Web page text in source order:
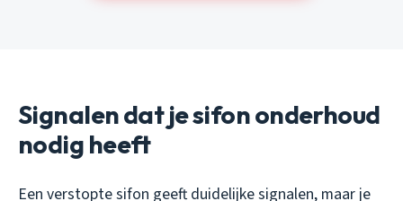
Signalen dat je sifon onderhoud
nodig heeft
Een verstopte sifon geeft duidelijke signalen, maar je